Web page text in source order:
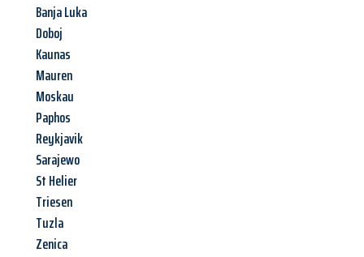
Banja Luka
Doboj
Kaunas
Mauren
Moskau
Paphos
Reykjavik
Sarajewo
St Helier
Triesen
Tuzla
Zenica